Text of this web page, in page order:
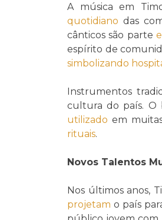
A música em
quotidiano das
cânticos são parte
espírito de
simbolizando
Instrumentos
cultura do país. O
utilizado em
rituais.
Novos Talentos
Nos últimos anos,
projetam o país